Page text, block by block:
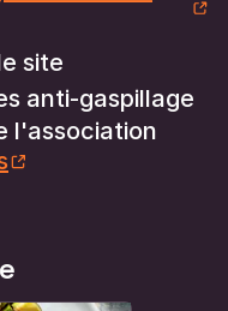
site
anti-gaspillage
l'association